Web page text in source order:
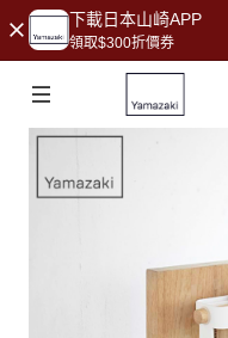
下載日本山崎APP
領取$300折價券